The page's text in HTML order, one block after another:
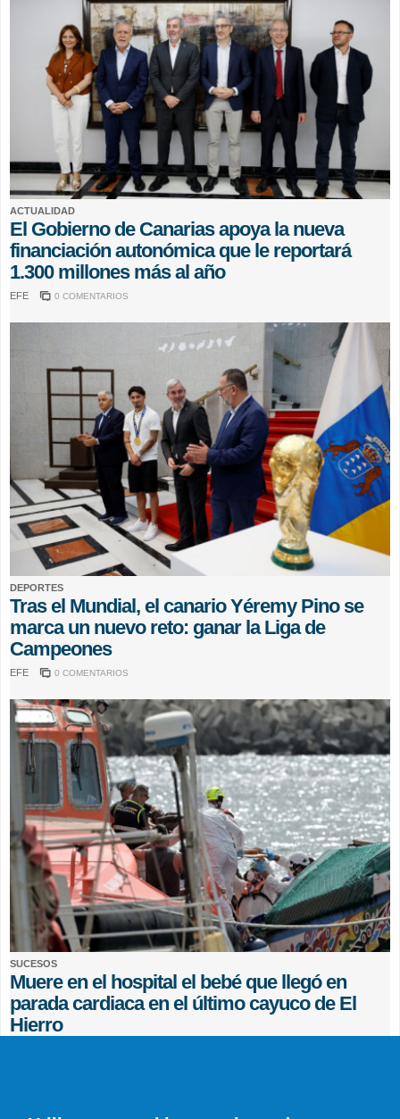
ACTUALIDAD
El Gobierno de Canarias apoya la nueva
financiación autonómica que le reportará
1.300 millones más al año
EFE 0 COMENTARIOS
DEPORTES
Tras el Mundial, el canario Yéremy Pino se
marca un nuevo reto: ganar la Liga de
Campeones
EFE 0 COMENTARIOS
SUCESOS
Muere en el hospital el bebé que llegó en
parada cardiaca en el último cayuco de El
Hierro